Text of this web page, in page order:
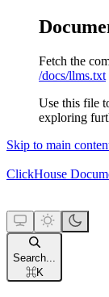
Fetch the
/docs/llms.txt
Use this file
exploring
Skip to main
ClickHouse
Search...
⌘K